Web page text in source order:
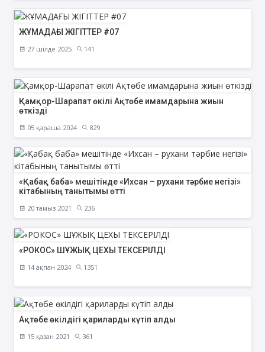
ЖҰМАДАҒЫ ЖІГІТТЕР #07
27 шілде 2025 141
Қамқор-Шарапат өкілі Ақтөбе имамдарына жиын
өткізді
05 қараша 2024 829
«Қабақ баба» мешітінде «Ихсан – рухани тәрбие негізі»
кітабының танытымы өтті
20 тамыз 2021 236
«РОКОС» ШҰЖЫҚ ЦЕХЫ ТЕКСЕРІЛДІ
14 ақпан 2024 1351
Ақтөбе өкілдігі қариларды күтіп алды
15 қазан 2021 361